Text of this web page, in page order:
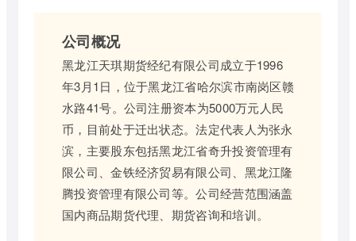
公司概况
黑龙江天琪期货经纪有限公司成立于1996
年3月1日，位于黑龙江省哈尔滨市南岗区赣
水路41号。公司注册资本为5000万元人民
币，目前处于迁出状态。法定代表人为张永
滨，主要股东包括黑龙江省奇升投资管理有
限公司、金铁经济贸易有限公司、黑龙江隆
腾投资管理有限公司等。公司经营范围涵盖
国内商品期货代理、期货咨询和培训。